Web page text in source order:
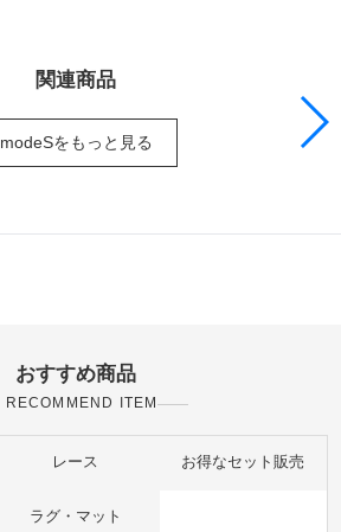
関連商品
modeSをもっと見る
おすすめ商品
RECOMMEND ITEM
レース お得なセット販売
ラグ・マット